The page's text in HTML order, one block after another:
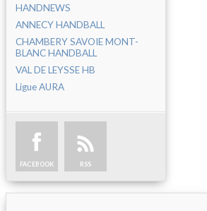
HANDNEWS
ANNECY HANDBALL
CHAMBERY SAVOIE MONT-
BLANC HANDBALL
VAL DE LEYSSE HB
Ligue AURA
FACEBOOK RSS